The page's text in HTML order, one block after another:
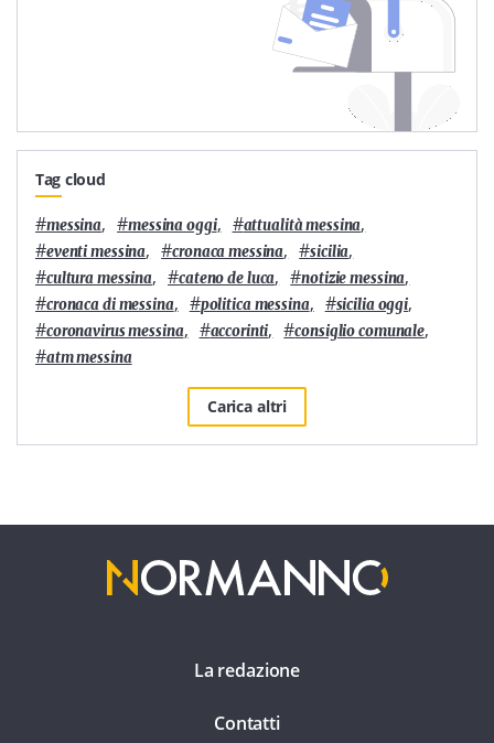
Tag cloud
#messina, #messina oggi, #attualità messina,
#eventi messina, #cronaca messina, #sicilia,
#cultura messina, #cateno de luca, #notizie messina,
#cronaca di messina, #politica messina, #sicilia oggi,
#coronavirus messina, #accorinti, #consiglio comunale,
#atm messina
Carica altri
La redazione
Contatti